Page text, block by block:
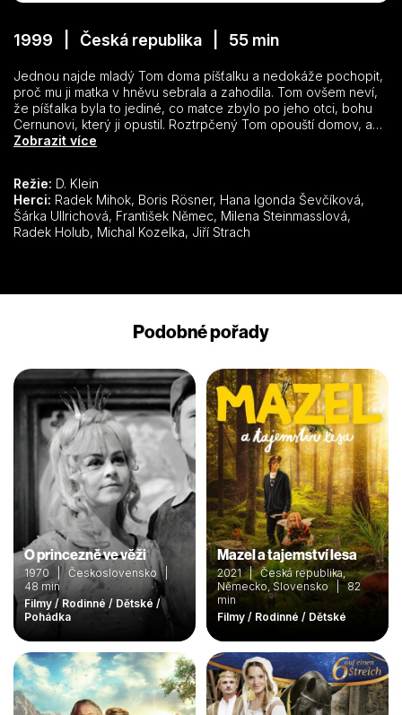
1999 | Česká republika | 55 min
Jednou najde mladý Tom doma píšťalku a nedokáže pochopit,
proč mu ji matka v hněvu sebrala a zahodila. Tom ovšem neví,
že píšťalka byla to jediné, co matce zbylo po jeho otci, bohu
Cernunovi, který ji opustil. Roztrpčený Tom opouští domov, a
tak začíná sled jeho dobrodružství, na jehož konci nejenom
Zobrazit více
Režie: D. Klein
Herci:
Šárka Ullrichová, František Němec, Milena Steinmasslová,
Radek Holub, Michal Kozelka, Jiří Strach
Podobné pořady
O princezně ve věži
1970 | Československo |
48 min
Filmy / Rodinné / Dětské /
Pohádka
Mazel a tajemství lesa
2021 | Česká republika,
Německo, Slovensko | 82
min
Filmy / Rodinné / Dětské